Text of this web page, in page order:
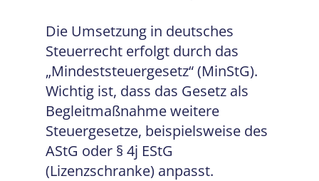
Die Umsetzung in deutsches
Steuerrecht erfolgt durch das
„Mindeststeuergesetz“ (MinStG).
Wichtig ist, dass das Gesetz als
Begleitmaßnahme weitere
Steuergesetze, beispielsweise des
AStG oder § 4j EStG
(Lizenzschranke) anpasst.